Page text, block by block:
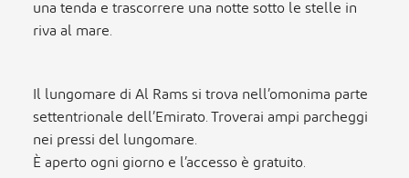
una tenda e trascorrere una notte sotto le stelle in
riva al mare.
Il lungomare di Al Rams si trova nell’omonima parte
settentrionale dell’Emirato. Troverai ampi parcheggi
nei pressi del lungomare.
È aperto ogni giorno e l’accesso è gratuito.